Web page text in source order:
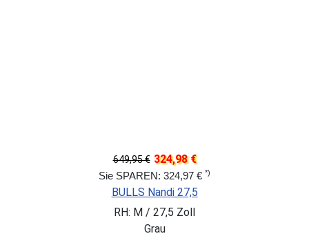
649,95 € 324,98 €
Sie SPAREN: 324,97 € *)
BULLS Nandi 27,5
RH: M / 27,5 Zoll
Grau